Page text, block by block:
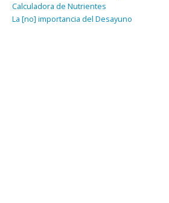
Calculadora de Nutrientes
La [no] importancia del Desayuno